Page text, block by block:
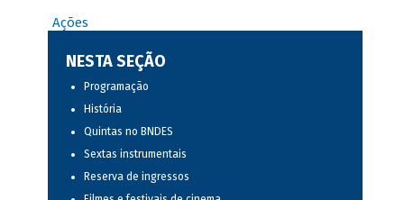
Ações
NESTA SEÇÃO
Programação
História
Quintas no BNDES
Sextas instrumentais
Reserva de ingressos